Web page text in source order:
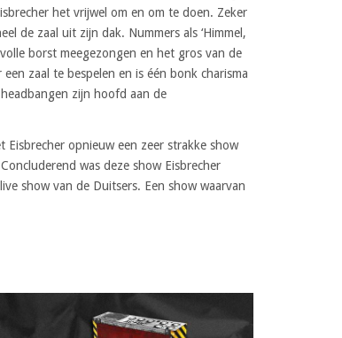
het vrijwel om en om te doen. Zeker
de zaal uit zijn dak. Nummers als ‘Himmel,
volle borst meegezongen en het gros van de
zaal te bespelen en is één bonk charisma
zijn hoofd aan de
opnieuw een zeer strakke show
was deze show Eisbrecher
show van de Duitsers. Een show waarvan